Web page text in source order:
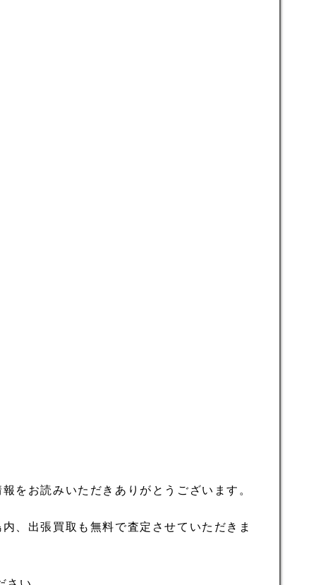
をお読みいただきありがとうございます。
、出張買取も無料で査定させていただきま